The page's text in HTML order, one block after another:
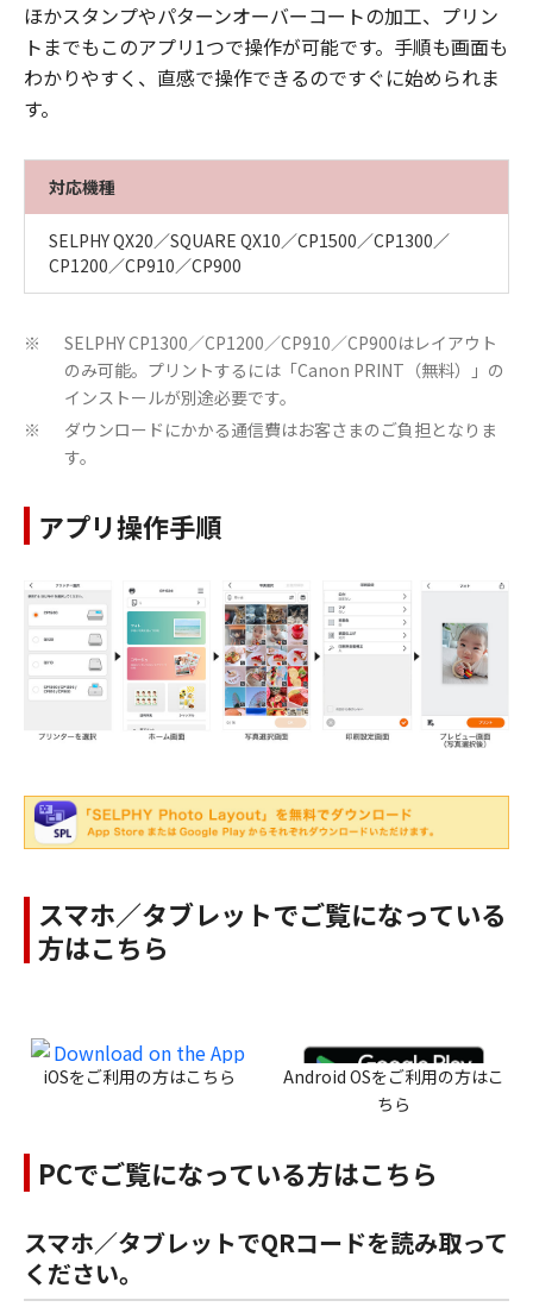
ほかスタンプやパターンオーバーコートの加工、プリン
トまでもこのアプリ1つで操作が可能です。手順も画面も
わかりやすく、直感で操作できるのですぐに始められま
す。
対応機種
SELPHY QX20／SQUARE QX10／CP1500／CP1300／
CP1200／CP910／CP900
※
SELPHY CP1300／CP1200／CP910／CP900はレイアウト
のみ可能。プリントするには「Canon PRINT（無料）」の
インストールが別途必要です。
※
ダウンロードにかかる通信費はお客さまのご負担となりま
す。
アプリ操作手順
スマホ／タブレットでご覧になっている
方はこちら
iOSをご利用の方はこちら
Android OSをご利用の方はこ
ちら
PCでご覧になっている方はこちら
スマホ／タブレットでQRコードを読み取って
ください。